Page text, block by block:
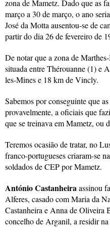
zona de Mametz. Dado que as
março a 30 de março, o ano
José da Motta ausentou-se de
partir do dia 26 de fevereiro de
De notar que a zona de
situada entre Thérouanne (1) e
les-Mines e 18 km de Vincly.
Sabemos por conseguinte que
provavelmente, a oficiais que
que se treinava em Mametz, ou
Teremos ocasião de tratar, no
franco-portugueses criaram-se
soldados de CEP por Mametz.
António Castanheiraassinou
Alferes, casado com Maria da
Castanheira e Anna de Oliveira
concelho de Arganil, a residir